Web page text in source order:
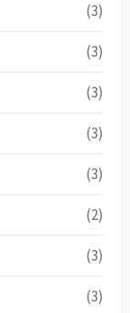
(3)
(3)
(3)
(3)
(3)
(2)
(3)
(3)